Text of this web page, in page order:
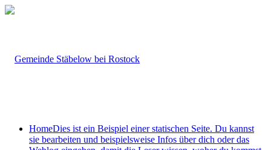
HomeDies ist ein Beispiel einer statischen Seite. Du kannst
sie bearbeiten und beispielsweise Infos über dich oder das